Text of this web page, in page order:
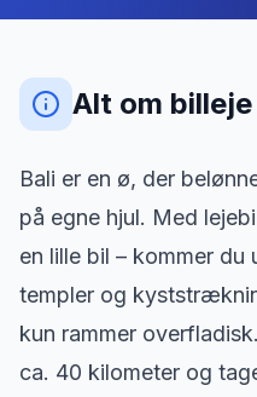
Alt om billeje
Bali er en ø, der
på egne hjul. Med
en lille bil – kommer du
templer og
kun rammer
ca. 40 kilometer og